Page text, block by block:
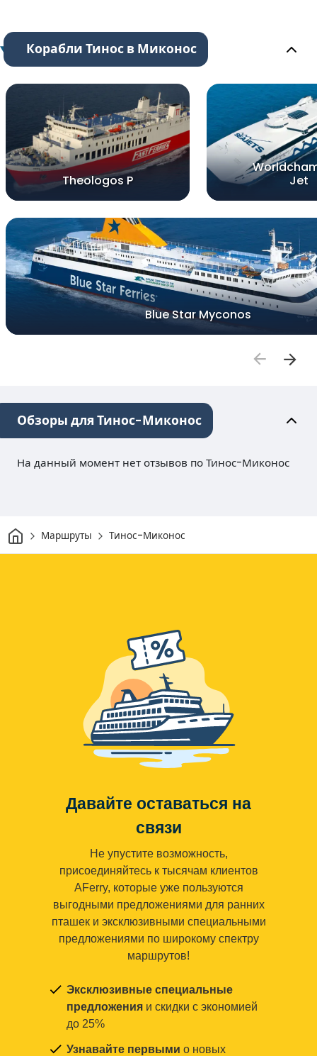
Корабли Тинос в Миконос
Theologos P
Jet
Blue Star Myconos
Обзоры для Тинос-Миконос
На данный момент нет отзывов по Тинос-Миконос
ДомМаршруты Тинос-Миконос
Давайте оставаться на
связи
Не упустите возможность,
присоединяйтесь к тысячам клиентов
AFerry, которые уже пользуются
выгодными предложениями для ранних
пташек и эксклюзивными специальными
предложениями по широкому спектру
маршрутов!
Эксклюзивные специальные
предложения и скидки с экономией
до 25%
Узнавайте первыми о новых